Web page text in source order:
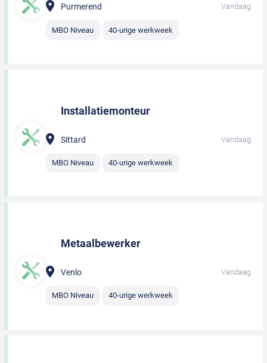
Purmerend Vandaag
MBO Niveau 40-urige werkweek
Installatiemonteur
Sittard Vandaag
MBO Niveau 40-urige werkweek
Metaalbewerker
Venlo Vandaag
MBO Niveau 40-urige werkweek